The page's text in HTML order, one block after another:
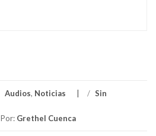
Audios, Noticias / Sin
Por: Grethel Cuenca